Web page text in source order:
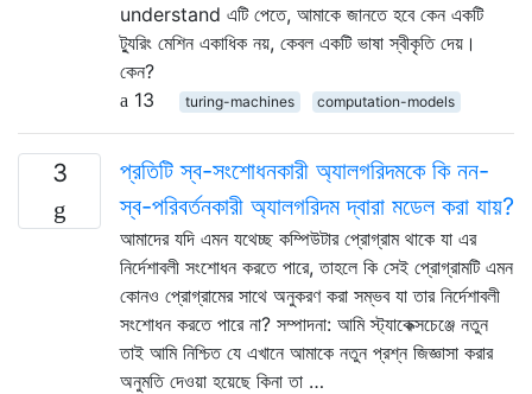
understand এটি পেতে, আমাকে জানতে হবে কেন একটি
ট্যুরিং মেশিন একাধিক নয়, কেবল একটি ভাষা স্বীকৃতি দেয়।
কেন?
13
turing-machines computation-models
3
প্রতিটি স্ব-সংশোধনকারী অ্যালগরিদমকে কি নন-
স্ব-পরিবর্তনকারী অ্যালগরিদম দ্বারা মডেল করা যায়?
আমাদের যদি এমন যথেচ্ছ কম্পিউটার প্রোগ্রাম থাকে যা এর
নির্দেশাবলী সংশোধন করতে পারে, তাহলে কি সেই প্রোগ্রামটি এমন
কোনও প্রোগ্রামের সাথে অনুকরণ করা সম্ভব যা তার নির্দেশাবলী
সংশোধন করতে পারে না? সম্পাদনা: আমি স্ট্যাকেক্সচেঞ্জে নতুন
তাই আমি নিশ্চিত যে এখানে আমাকে নতুন প্রশ্ন জিজ্ঞাসা করার
অনুমতি দেওয়া হয়েছে কিনা তা …